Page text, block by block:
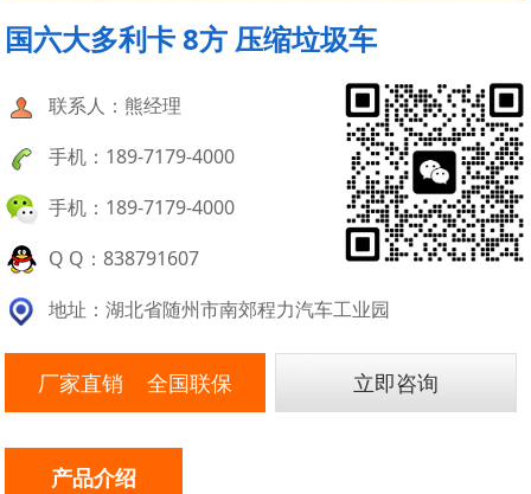
国六大多利卡 8方 压缩垃圾车
联系人：熊经理
手机：189-7179-4000
手机：189-7179-4000
Q Q：838791607
地址：湖北省随州市南郊程力汽车工业园
厂家直销 全国联保 立即咨询
产品介绍